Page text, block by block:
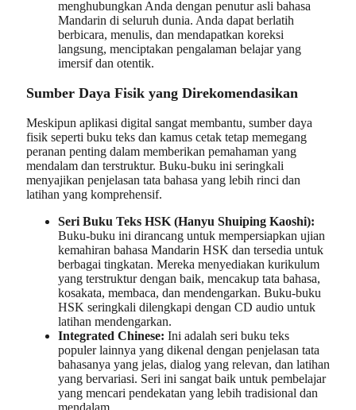
menghubungkan Anda dengan penutur asli bahasa
Mandarin di seluruh dunia. Anda dapat berlatih
berbicara, menulis, dan mendapatkan koreksi
langsung, menciptakan pengalaman belajar yang
imersif dan otentik.
Sumber Daya Fisik yang Direkomendasikan
Meskipun aplikasi digital sangat membantu, sumber daya
fisik seperti buku teks dan kamus cetak tetap memegang
peranan penting dalam memberikan pemahaman yang
mendalam dan terstruktur. Buku-buku ini seringkali
menyajikan penjelasan tata bahasa yang lebih rinci dan
latihan yang komprehensif.
Seri Buku Teks HSK (Hanyu Shuiping Kaoshi):
Buku-buku ini dirancang untuk mempersiapkan ujian
kemahiran bahasa Mandarin HSK dan tersedia untuk
berbagai tingkatan. Mereka menyediakan kurikulum
yang terstruktur dengan baik, mencakup tata bahasa,
kosakata, membaca, dan mendengarkan. Buku-buku
HSK seringkali dilengkapi dengan CD audio untuk
latihan mendengarkan.
Integrated Chinese: Ini adalah seri buku teks
populer lainnya yang dikenal dengan penjelasan tata
bahasanya yang jelas, dialog yang relevan, dan latihan
yang bervariasi. Seri ini sangat baik untuk pembelajar
yang mencari pendekatan yang lebih tradisional dan
mendalam.